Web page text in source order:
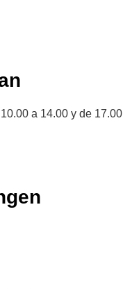
a 14.00 y de